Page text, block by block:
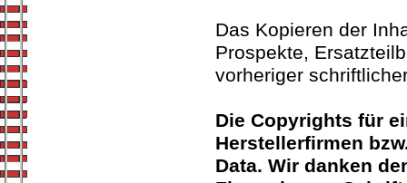
Das Kopieren der
Prospekte,
vorheriger
Die Copyrights für
Herstellerfirmen
Data. Wir danken